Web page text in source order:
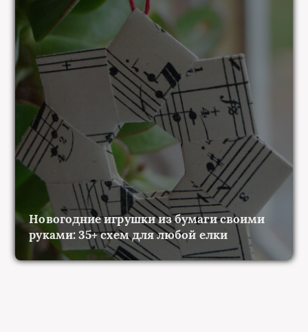
Новогодние игрушки из бумаги своими
руками: 35+ схем для любой елки